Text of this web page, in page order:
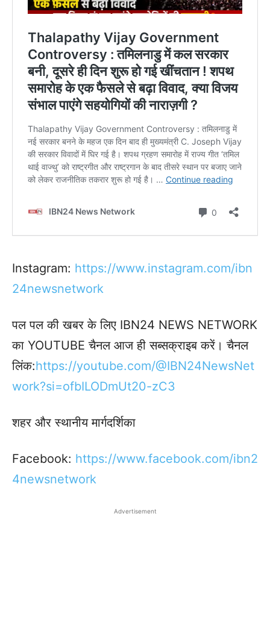
Instagram: https://www.instagram.com/ibn
24newsnetwork
पल पल की खबर के लिए IBN24 NEWS NETWORK
का YOUTUBE चैनल आज ही सब्सक्राइब करें। चैनल
लिंक:https://youtube.com/@IBN24NewsNet
work?si=ofbILODmUt20-zC3
शहर और स्थानीय मार्गदर्शिका
Facebook: https://www.facebook.com/ibn2
4newsnetwork
Advertisement